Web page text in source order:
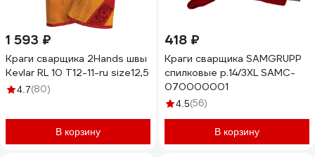
1 593 ₽
Краги сварщика 2Hands швы
Kevlar RL 10 T12-11-ru size12,5
4.7(80)
В корзину
418 ₽
Краги сварщика SAMGRUPP
спилковые р.14/3XL SAMC-
070000001
4.5(56)
В корзину